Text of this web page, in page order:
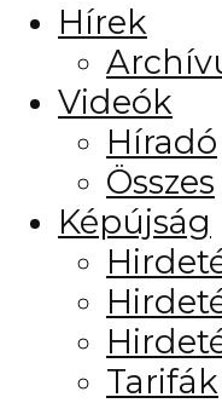
Hírek
Videók
Híradó
Összes
Képújság
Tarifák